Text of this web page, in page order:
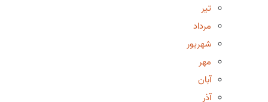
تیر
مرداد
شهریور
مهر
آبان
آذر